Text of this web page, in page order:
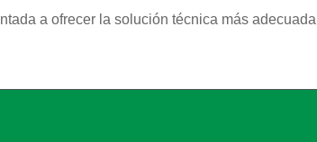
a ofrecer la solución técnica más